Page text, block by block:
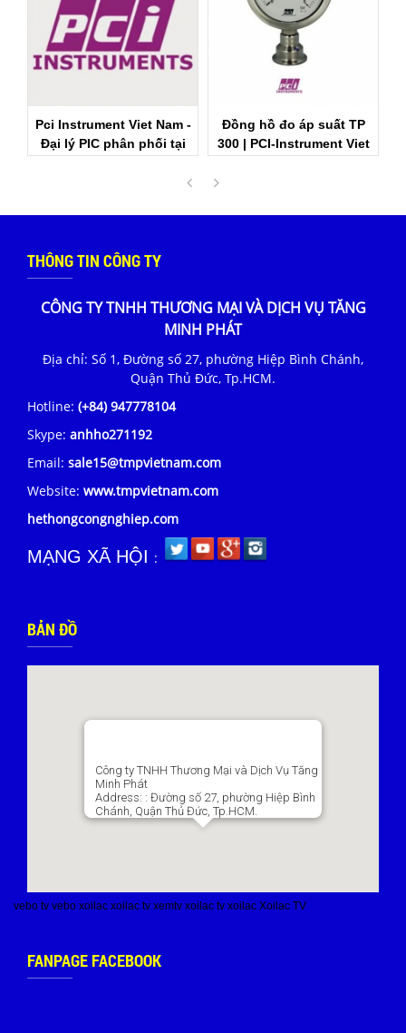
Pci Instrument Viet Nam -
Đại lý PIC phân phối tại
Đồng hồ đo áp suất TP
300 | PCI-Instrument Viet
THÔNG TIN CÔNG TY
CÔNG TY TNHH THƯƠNG MẠI VÀ DỊCH VỤ TĂNG
MINH PHÁT
Địa chỉ: Số 1, Đường số 27, phường Hiệp Bình Chánh,
Quận Thủ Đức, Tp.HCM.
Hotline: (+84) 947778104
Skype: anhho271192
Email: sale15@tmpvietnam.com
Website: www.tmpvietnam.com
hethongcongnghiep.com
MẠNG XÃ HỘI :
BẢN ĐỒ
Công ty TNHH Thương Mại và Dịch Vụ Tăng
Minh Phát
Address: : Đường số 27, phường Hiệp Bình
Chánh, Quận Thủ Đức, Tp.HCM.
vebo tv vebo xoilac xoilac tv xemtv xoilac tv xoilac Xoilac TV
FANPAGE FACEBOOK